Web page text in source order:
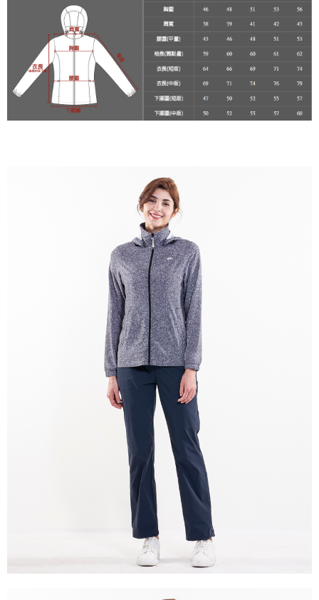
【注意事項】
１．透過由恩沛科技股份有限公司提供之「AFTEE先享後付」服務完成之交
易，需依本服務之必要範圍內提供個人資料，並將交易相關給付款項請求債
權轉讓予恩沛科技股份有限公司。
２．關於個人資料處理事宜，請瀏覽以下網址：
https://aftee.tw/terms/#terms3
３．未成年的使用者請事先徵得法定代理人或監護人之同意方可使用
「AFTEE先享後付」，若未經同意申辦者引起之損失，本公司不負相關責
任。
恩沛科技股份有限公司將有權停止該用戶之使用額度並採取法律行動。